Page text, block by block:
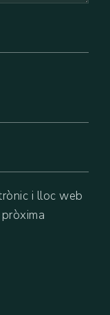
i lloc web